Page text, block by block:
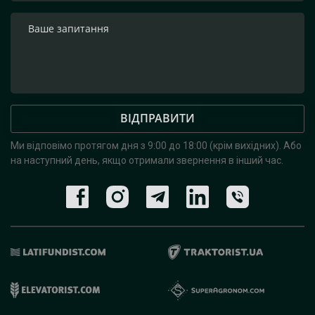
ВІДПРАВИТИ
Ми відповімо протягом дня з 9:00 до 18:00 (крім вихідних). Або
на наступний день, якщо отримали звернення в інший час.